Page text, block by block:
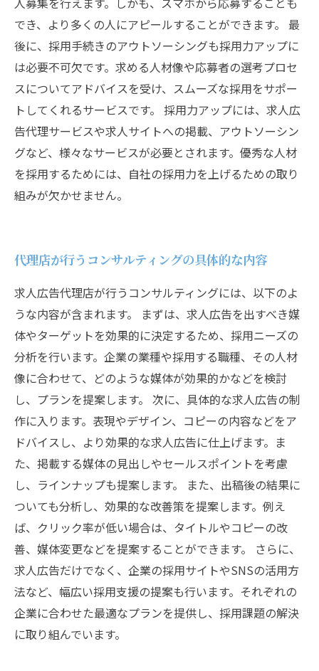
でき、より多くの人にアピールすることができます。 最
後に、採用手続きのアウトソーシングも採用力アップに
は必要不可欠です。求める人材像や応募者の選考プロセ
スについてアドバイスを受け、スムーズな採用をサポー
トしてくれるサービスです。 採用力アップには、求人広
告代理サービスや求人サイトへの掲載、アウトソーシン
グなど、様々なサービスが必要とされます。優秀な人材
を採用するためには、自社の採用力を上げるための取り
組みが欠かせません。
代理店が行うコンサルティングの具体的な内容
求人広告代理店が行うコンサルティングには、以下のよ
うな内容が含まれます。 まずは、求人広告を出すべき媒
体やターゲットを効果的に決定するため、採用ニーズの
分析を行います。企業の業種や採用する職種、その人材
像に合わせて、どのような媒体が効果的かなどを検討
し、プランを提案します。 次に、具体的な求人広告の制
作に入ります。表現やデザイン、コピーの内容などをア
ドバイスし、より効果的な求人広告に仕上げます。ま
た、掲載する媒体の見出しやセールスポイントを考慮
し、ラインナップも提案します。 また、出稿後の結果に
ついても分析し、効果的な改善策を提案します。例え
ば、クリック率が低い場合は、タイトルやコピーの改
善、媒体変更などを提案することができます。 さらに、
求人広告だけでなく、企業の採用サイトやSNSの活用方
法など、幅広い採用支援の提案も行います。それぞれの
企業に合わせた最適なプランを提供し、採用課題の解決
に取り組んでいます。